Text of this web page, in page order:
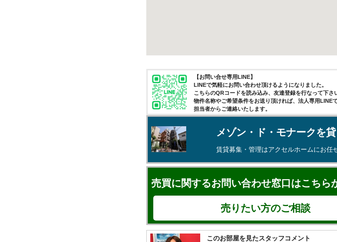
【お問い合せ専用LINE】
LINEで気軽にお問い合わせ頂けるようになりました。
こちらのQRコードを読み込み、友達登録を行なって下さ
物件名称やご希望条件をお送り頂ければ、法人専用LINEで
担当者からご連絡いたします。
メゾン・ド・モナークを
賃貸募集・管理はアクセルホームにお
売買に関するお問い合わせ窓口はこちら
売りたい方のご相談
このお部屋を見たスタッフコメント